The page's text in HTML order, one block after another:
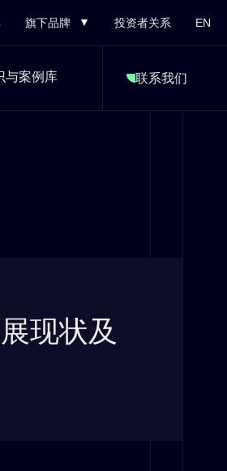
旗下品牌 投资者关系 EN
与案例库 联系我们
现状及